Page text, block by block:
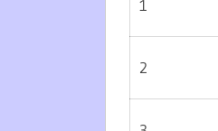
1
2